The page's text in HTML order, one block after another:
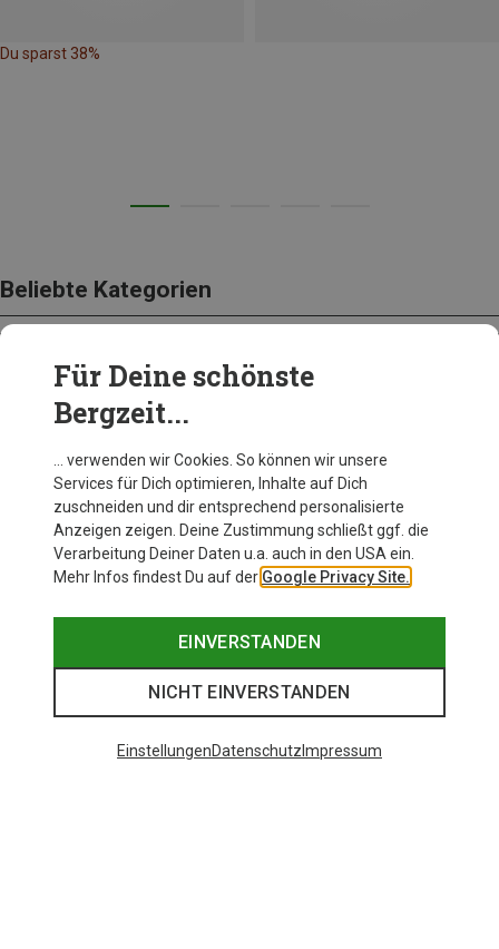
Du sparst 38%
Beliebte Kategorien
SCHUHE
Für Deine schönste
Bergzeit...
… verwenden wir Cookies. So können wir unsere
Services für Dich optimieren, Inhalte auf Dich
zuschneiden und dir entsprechend personalisierte
Anzeigen zeigen. Deine Zustimmung schließt ggf. die
Verarbeitung Deiner Daten u.a. auch in den USA ein.
Mehr Infos findest Du auf der Google Privacy Site.
EINVERSTANDEN
NICHT EINVERSTANDEN
EinstellungenDatenschutz Impressum